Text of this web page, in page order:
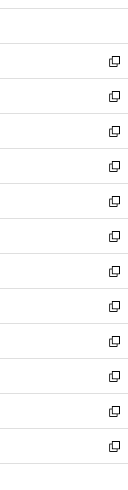
開
ウ
開
く
ン
ウ
で
開
く
ウ
ン
ド
ウ
で
開
く
新
し
い
ウ
ィ
ン
ド
ウ
で
開
く
新
し
い
ウ
ィ
ン
ド
ウ
で
開
く
新
し
い
ウ
ィ
ン
ド
ウ
で
開
く
新
し
い
ウ
ィ
ン
ド
ウ
で
開
く
新
し
い
ウ
ィ
ン
ド
ウ
で
開
く
新
し
い
ウ
ィ
ン
ド
ウ
で
開
く
新
し
い
ウ
ィ
ン
ド
ウ
で
開
く
新
し
い
ウ
ィ
ン
ド
ウ
で
開
新
し
い
ウ
ィ
ン
ド
ウ
新
し
い
ウ
ィ
ン
新
し
い
ウ
新
し